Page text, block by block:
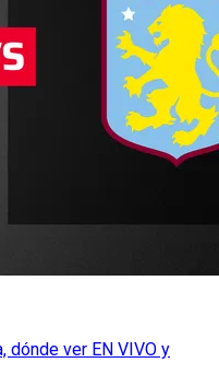
dónde ver EN VIVO y